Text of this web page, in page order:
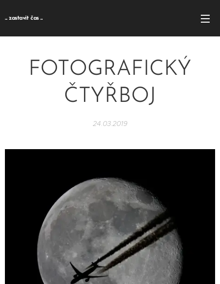
... zastavit čas ...
FOTOGRAFICKÝ
ČTYŘBOJ
24.03.2019